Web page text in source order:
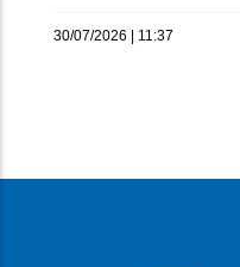
30/07/2026 | 11:37